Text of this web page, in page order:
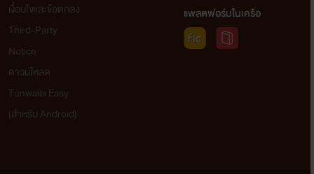
เงื่อนไขและข้อตกลง
Third-Party
Notice
ดาวน์โหลด
Tunwalai Easy
(สำหรับ Android)
แพลตฟอร์มในเครือ